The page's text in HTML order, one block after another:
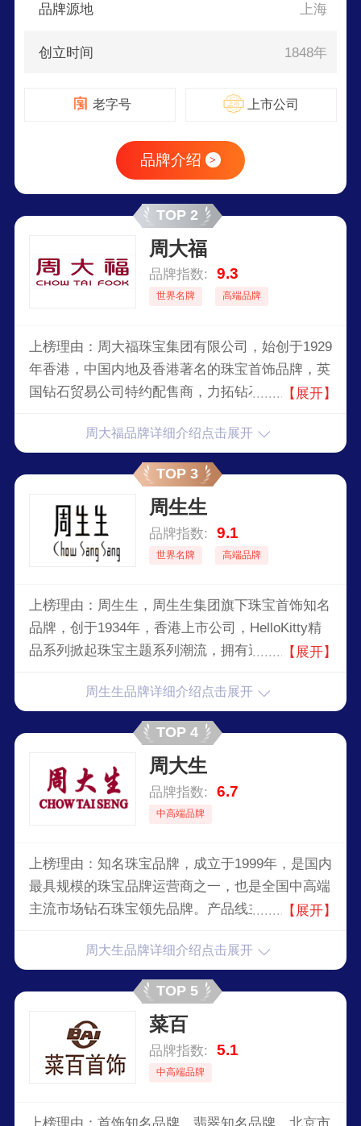
品牌源地 上海
创立时间 1848年
老字号 上市公司
品牌介绍 >
TOP 2
周大福
品牌指数: 9.3
世界名牌 高端品牌
上榜理由：周大福珠宝集团有限公司，始创于1929
年香港，中国内地及香港著名的珠宝首饰品牌，英
国钻石贸易公司特约配售商，力拓钻石公司特选钻
综合性经营企业。
【展开】
周大福品牌详细介绍点击展开
TOP 3
周生生
品牌指数: 9.1
世界名牌 高端品牌
上榜理由：周生生，周生生集团旗下珠宝首饰知名
品牌，创于1934年，香港上市公司，HelloKitty精
品系列掀起珠宝主题系列潮流，拥有迪士尼饰品专
【展开】
周生生品牌详细介绍点击展开
TOP 4
周大生
品牌指数: 6.7
中高端品牌
上榜理由：知名珠宝品牌，成立于1999年，是国内
最具规模的珠宝品牌运营商之一，也是全国中高端
主流市场钻石珠宝领先品牌。产品线主要包括钻石
风格珠宝”，以更精准地定位消费人群。
【展开】
周大生品牌详细介绍点击展开
TOP 5
菜百
品牌指数: 5.1
中高端品牌
上榜理由：首饰知名品牌，翡翠知名品牌，北京市